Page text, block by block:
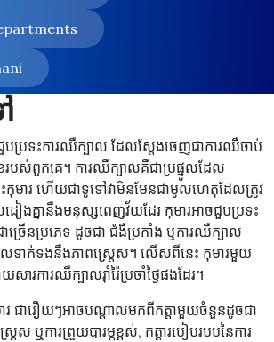
បប្រទះការឈឺក្បាល ដែលស្តែងចេញជាការឈឺចាប់
របស់ពួកគេ។ ការឈឺក្បាលគឺជាប្រផ្នូលដែល
កុមារ ហើយជាទូទៅវាមិនមែនជាមូលហេតុដែលត្រូវ
ដៀងគ្នានឹងមនុស្សពេញវ័យដែរ កុមារអាចជួបប្រទះ
ច្រើនប្រភេទ ដូចជា ជំងឺប្រកាំង ឬការឈឺក្បាល
ទាក់ទងនឹងភាពស្រ្តេស។ លើសពីនេះ កុមារមួយ
ារការឈឺក្បាលរ៉ាំរ៉ៃប្រចាំថ្ងៃផងដែរ។
រ ជារឿយៗអាចបណ្តាលមកពីកត្តាមួយចំនួនដូចជា
តេស ឬការព្រួយបារម្ភខ្ពស់, កត្តារបៀបរបបនៃការ